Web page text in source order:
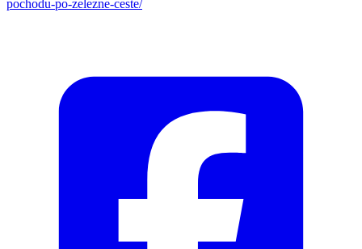
pochodu-po-zelezne-ceste/